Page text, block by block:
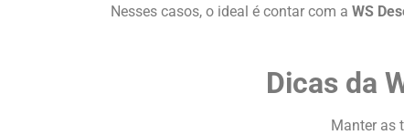
Nesses casos, o ideal é contar com a WS
Dicas da
Manter as